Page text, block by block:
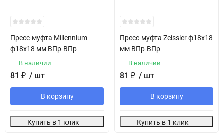
Пресс-муфта Millennium
ф18х18 мм ВПр-ВПр
В наличии
81 ₽ / шт
В корзину
Купить в 1 клик
Пресс-муфта Zeissler ф18х18
мм ВПр-ВПр
В наличии
81 ₽ / шт
В корзину
Купить в 1 клик